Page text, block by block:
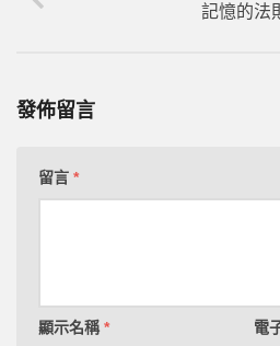
記憶的法
發佈留言
留言 *
顯示名稱* 電